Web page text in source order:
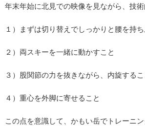
年末年始に北見での映像を見ながら、技術
１）まずは切り替えでしっかりと腰を持
２）両スキーを一緒に動かすこと
３）股関節の力を抜きながら、内旋するこ
４）重心を外脚に寄せること
この点を意識して、かもい岳でトレーニン